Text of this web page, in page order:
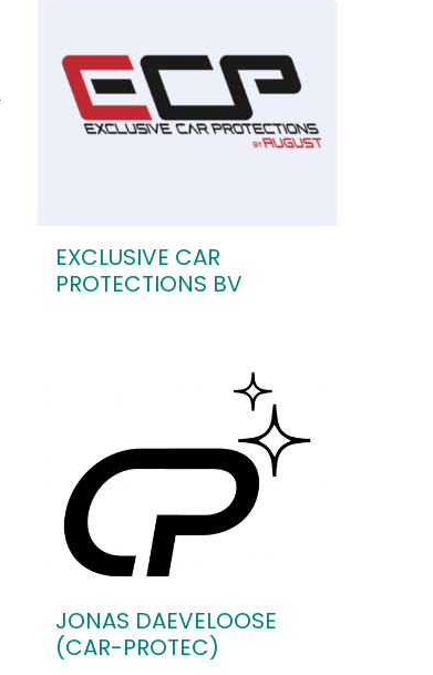
EXCLUSIVE CAR
PROTECTIONS BV
JONAS DAEVELOOSE
(CAR-PROTEC)